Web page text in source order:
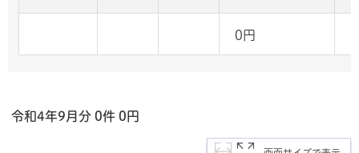
0円
令和4年9月分 0件 0 円